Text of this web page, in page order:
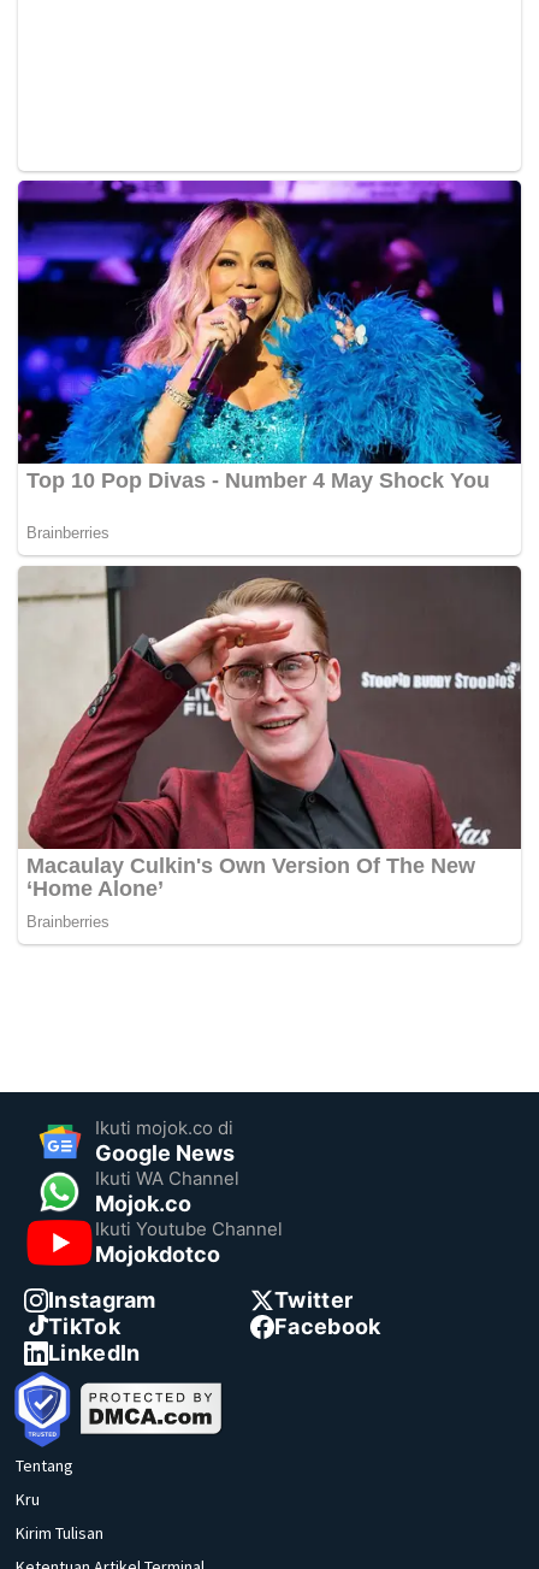
Ikuti mojok.co di
Google News
Ikuti WA Channel
Mojok.co
Ikuti Youtube Channel
Mojokdotco
Instagram
Twitter
TikTok
Facebook
LinkedIn
Tentang
Kru
Kirim Tulisan